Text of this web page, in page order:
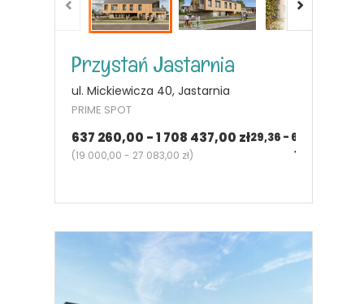
Przystań Jastarnia
ul. Mickiewicza 40, Jastarnia
PRIME SPOT
637 260,00 - 1 708 437,00 zł
(19 000,00 - 27 083,00 zł)
29,36 - 65,50
1 - 3